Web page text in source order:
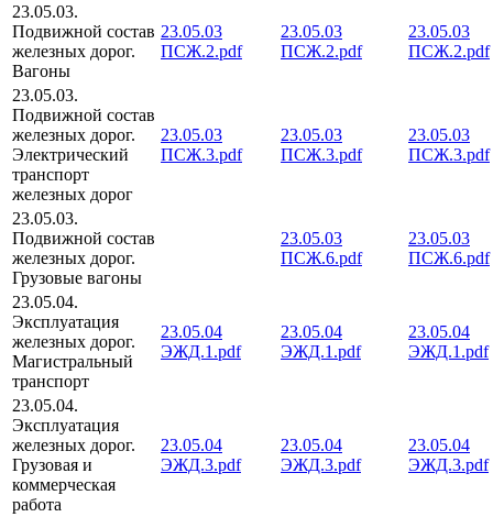
23.05.03.
Подвижной состав
железных дорог.
Вагоны
23.05.03
ПСЖ.2.pdf
23.05.03
ПСЖ.2.pdf
23.05.03
ПСЖ.2.pdf
23.05.03.
Подвижной состав
железных дорог.
Электрический
транспорт
железных дорог
23.05.03
ПСЖ.3.pdf
23.05.03
ПСЖ.3.pdf
23.05.03
ПСЖ.3.pdf
23.05.03.
Подвижной состав
железных дорог.
Грузовые вагоны
23.05.03
ПСЖ.6.pdf
23.05.03
ПСЖ.6.pdf
23.05.04.
Эксплуатация
железных дорог.
Магистральный
транспорт
23.05.04
ЭЖД.1.pdf
23.05.04
ЭЖД.1.pdf
23.05.04
ЭЖД.1.pdf
23.05.04.
Эксплуатация
железных дорог.
Грузовая и
коммерческая
работа
23.05.04
ЭЖД.3.pdf
23.05.04
ЭЖД.3.pdf
23.05.04
ЭЖД.3.pdf